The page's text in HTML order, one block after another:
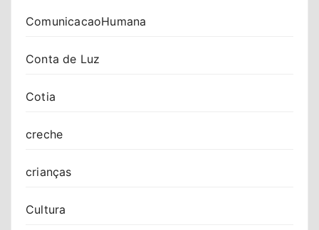
ComunicacaoHumana
Conta de Luz
Cotia
creche
crianças
Cultura